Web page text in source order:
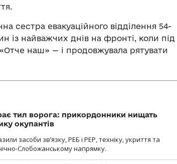
сестра евакуаційного відділення 54-
із найважчих днів на фронті, коли під
наш» — і продовжувала рятувати
тил ворога: прикордонники нищать
окупантів
засоби зв’язку, РЕБ і РЕР, техніку, укриття та
Слобожанському напрямку.